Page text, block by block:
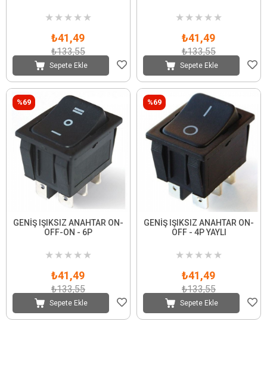
★ ★ ★ ★ ★
₺41,49
₺133,55
Sepete Ekle
★ ★ ★ ★ ★
₺41,49
₺133,55
Sepete Ekle
GENİŞ IŞIKSIZ ANAHTAR ON-
OFF-ON - 6P
★ ★ ★ ★ ★
₺41,49
₺133,55
Sepete Ekle
%69
GENİŞ IŞIKSIZ ANAHTAR ON-
OFF - 4P YAYLI
★ ★ ★ ★ ★
₺41,49
₺133,55
Sepete Ekle
%69